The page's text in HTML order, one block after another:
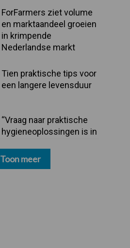
ForFarmers ziet volume
en marktaandeel groeien
in krimpende
Nederlandse markt
Tien praktische tips voor
een langere levensduur
“Vraag naar praktische
hygieneoplossingen is in
Toon meer